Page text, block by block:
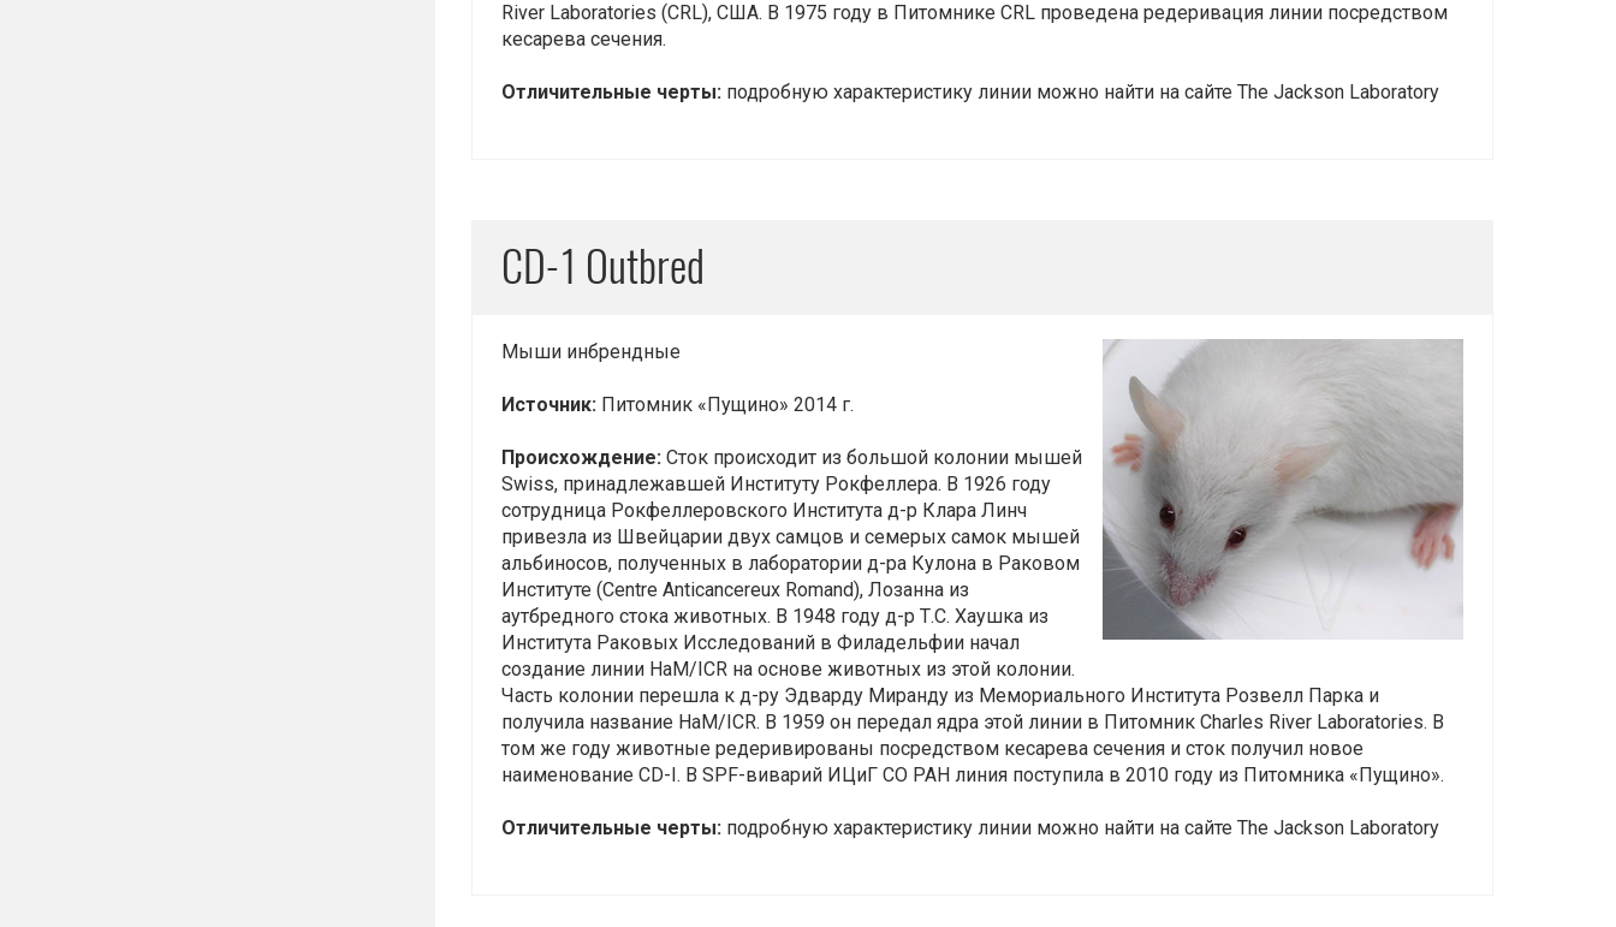
River Laboratories (CRL), США. В 1975 году в Питомнике CRL проведена редеривация линии посредством
кесарева сечения.
Отличительные черты: подробную характеристику линии можно найти на сайте The Jackson Laboratory
CD-1 Outbred
Мыши инбрендные
Источник: Питомник «Пущино» 2014 г.
Происхождение: Сток происходит из большой колонии мышей
Swiss, принадлежавшей Институту Рокфеллера. В 1926 году
сотрудница Рокфеллеровского Института д-р Клара Линч
привезла из Швейцарии двух самцов и семерых самок мышей
альбиносов, полученных в лаборатории д-ра Кулона в Раковом
Институте (Centre Anticancereux Romand), Лозанна из
аутбредного стока животных. В 1948 году д-р Т.С. Хаушка из
Института Раковых Исследований в Филадельфии начал
создание линии HaM/ICR на основе животных из этой колонии.
Часть колонии перешла к д-ру Эдварду Миранду из Мемориального Института Розвелл Парка и
получила название HaM/ICR. В 1959 он передал ядра этой линии в Питомник Charles River Laboratories. В
том же году животные редеривированы посредством кесарева сечения и сток получил новое
наименование CD-I. В SPF-виварий ИЦиГ СО РАН линия поступила в 2010 году из Питомника «Пущино».
Отличительные черты: подробную характеристику линии можно найти на сайте The Jackson Laboratory